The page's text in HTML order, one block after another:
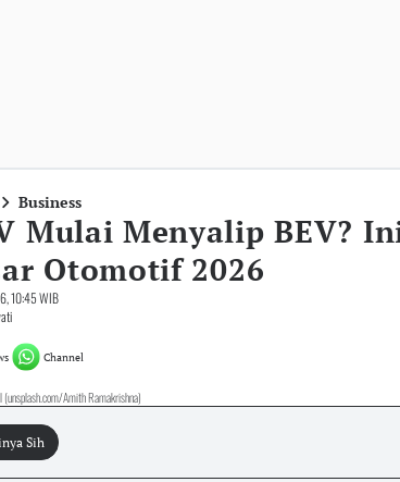
Business
Mulai Menyalip BEV?
Otomotif 2026
10:45 WIB
Channel
Amith Ramakrishna)
Sih